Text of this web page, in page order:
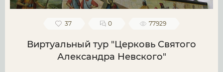
37 0 77929
Виртуальный тур "Церковь Святого
Александра Невского"